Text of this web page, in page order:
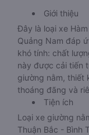
Giới thiệu
Đây là loại xe
Quảng Nam đáp
khó tính: chất
này được cải tiến
giường nằm, thiết
thoáng đãng và
Tiện ích
Loại xe giường
Thuận Bắc - Bình